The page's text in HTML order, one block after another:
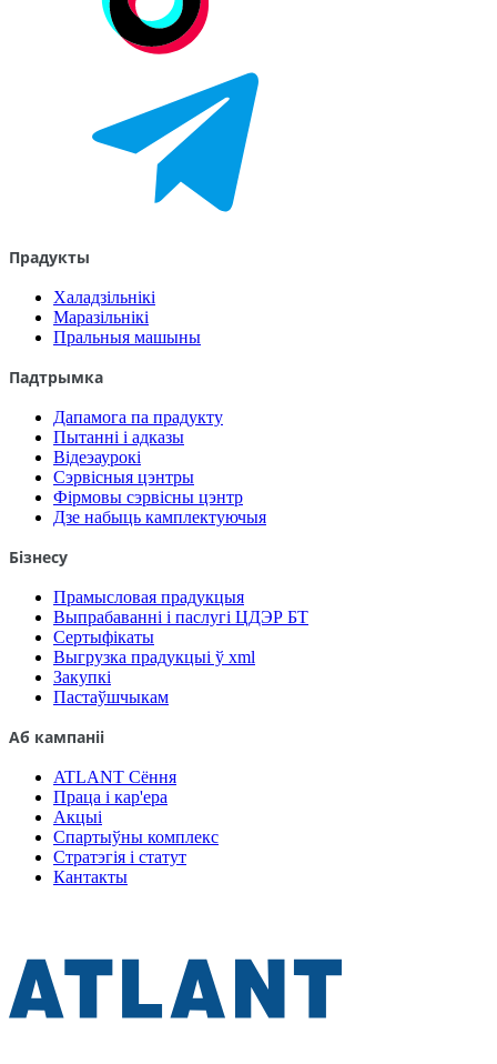
Прадукты
Халадзільнікі
Маразільнікі
Пральныя машыны
Падтрымка
Дапамога па прадукту
Пытанні і адказы
Відеэаурокі
Сэрвісныя цэнтры
Фірмовы сэрвісны цэнтр
Дзе набыць камплектуючыя
Бізнесу
Прамысловая прадукцыя
Выпрабаванні і паслугі ЦДЭР БТ
Сертыфікаты
Выгрузка прадукцыі ў xml
Закупкі
Пастаўшчыкам
Аб кампаніі
ATLANT Сёння
Праца і кар'ера
Акцыі
Спартыўны комплекс
Стратэгія і статут
Кантакты